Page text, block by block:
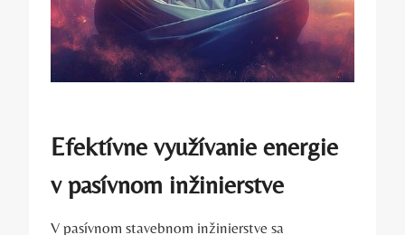
Efektívne využívanie energie
v pasívnom inžinierstve
V pasívnom stavebnom inžinierstve sa